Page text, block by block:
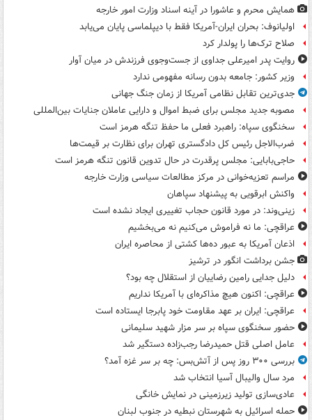
همایش محرم و عاشورا در آینه اسناد وزارت امور خارجه
اولیانوف: بحران ایران-آمریکا فقط با دیپلماسی پایان می‌یابد
صلاح ترک‌ها را پولدار کرد
روایت پدر امیرعلی جداوی از جست‌وجوی فرزندش در میان آوار
وزیر کشور: جامعه بدون رسانه مفهومی ندارد
جدی‌ترین تقابل نظامی آمریکا از زمان جنگ جهانی
مصوبه جدید مجلس برای ضبط اموال و دارایی عاملان جنایات بین‌المللی
سخنگوی سپاه: راهبرد فعلی ما حفظ تنگه هرمز است
ضرب‌الاجل رئیس کل دادگستری تهران برای نظارت بر قیمت‌ها
حاجی‌بابایی: مجلس پرقدرت در حال تدوین قانون تنگه هرمز است
مراسم تعزیه‌خوانی در مرکز مطالعات سیاسی وزارت خارجه
واکنش ابرقویی به پیشنهاد سپاهان
زینی‌وند: در مورد قانون حجاب تغییری ایجاد نشده است
عراقچی: ما نه فراموش می‌کنیم نه می‌بخشیم
اذعان آمریکا به عبور ده‌ها کشتی از محاصره ایران
جشن برداشت انگور در ترشیز
دلیل جدایی رامین رضاییان از استقلال چه بود؟
عراقچی: اکنون هیچ مذاکره‌ای با آمریکا نداریم
عراقچی: ایران بر عهد مقاومت خود پابرجا ایستاده است
حضور سخنگوی سپاه بر سر مزار شهید سلیمانی
عامل اصلی قتل حمیدرضا رجب‌زاده دستگیر شد
بررسی ۳۰۰ روز پس از آتش‌بس: چه بر سر غزه آمد؟
مرد سال والیبال آسیا انتخاب شد
عادی‌سازی تولید زیرزمینی در نمایش خانگی
حمله اسرائیل به شهرستان نبطیه در جنوب لبنان